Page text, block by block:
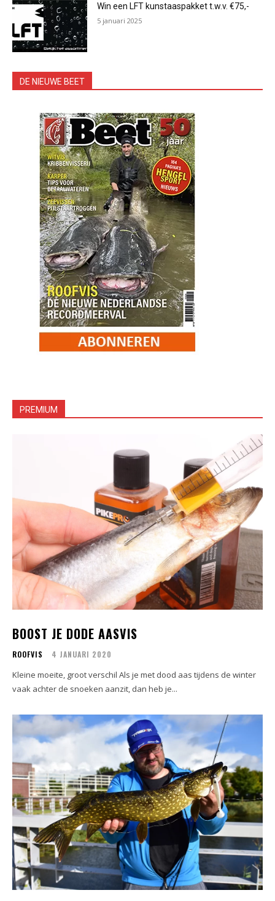
Win een LFT kunstaaspakket t.w.v. €75,-
5 januari 2025
DE NIEUWE BEET
PREMIUM
BOOST JE DODE AASVIS
ROOFVIS 4 JANUARI 2020
Kleine moeite, groot verschil Als je met dood aas tijdens de winter
vaak achter de snoeken aanzit, dan heb je...